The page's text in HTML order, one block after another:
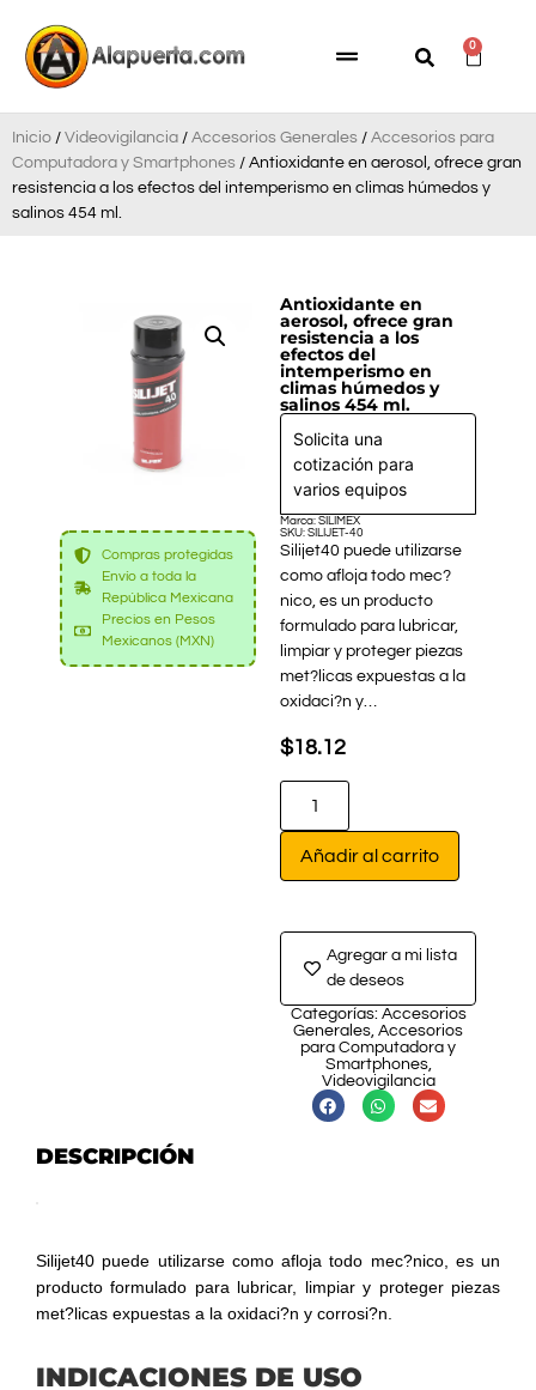
0
Inicio / Videovigilancia / Accesorios Generales / Accesorios para
Computadora y Smartphones / Antioxidante en aerosol, ofrece gran
resistencia a los efectos del intemperismo en climas húmedos y
salinos 454 ml.
Compras protegidas
Envío a toda la
República Mexicana
Precios en Pesos
Mexicanos (MXN)
Antioxidante en
aerosol, ofrece gran
resistencia a los
efectos del
intemperismo en
climas húmedos y
salinos 454 ml.
Solicita una
cotización para
varios equipos
Marca: SILIMEX
SKU: SILIJET-40
Silijet40 puede utilizarse
como afloja todo mec?
nico, es un producto
formulado para lubricar,
limpiar y proteger piezas
met?licas expuestas a la
oxidaci?n y…
$18.12
Añadir al carrito
Agregar a mi lista
de deseos
Categorías: Accesorios
Generales, Accesorios
para Computadora y
Smartphones,
Videovigilancia
DESCRIPCIÓN
Silijet40 puede utilizarse como afloja todo mec?nico, es un
producto formulado para lubricar, limpiar y proteger piezas
met?licas expuestas a la oxidaci?n y corrosi?n.
INDICACIONES DE USO